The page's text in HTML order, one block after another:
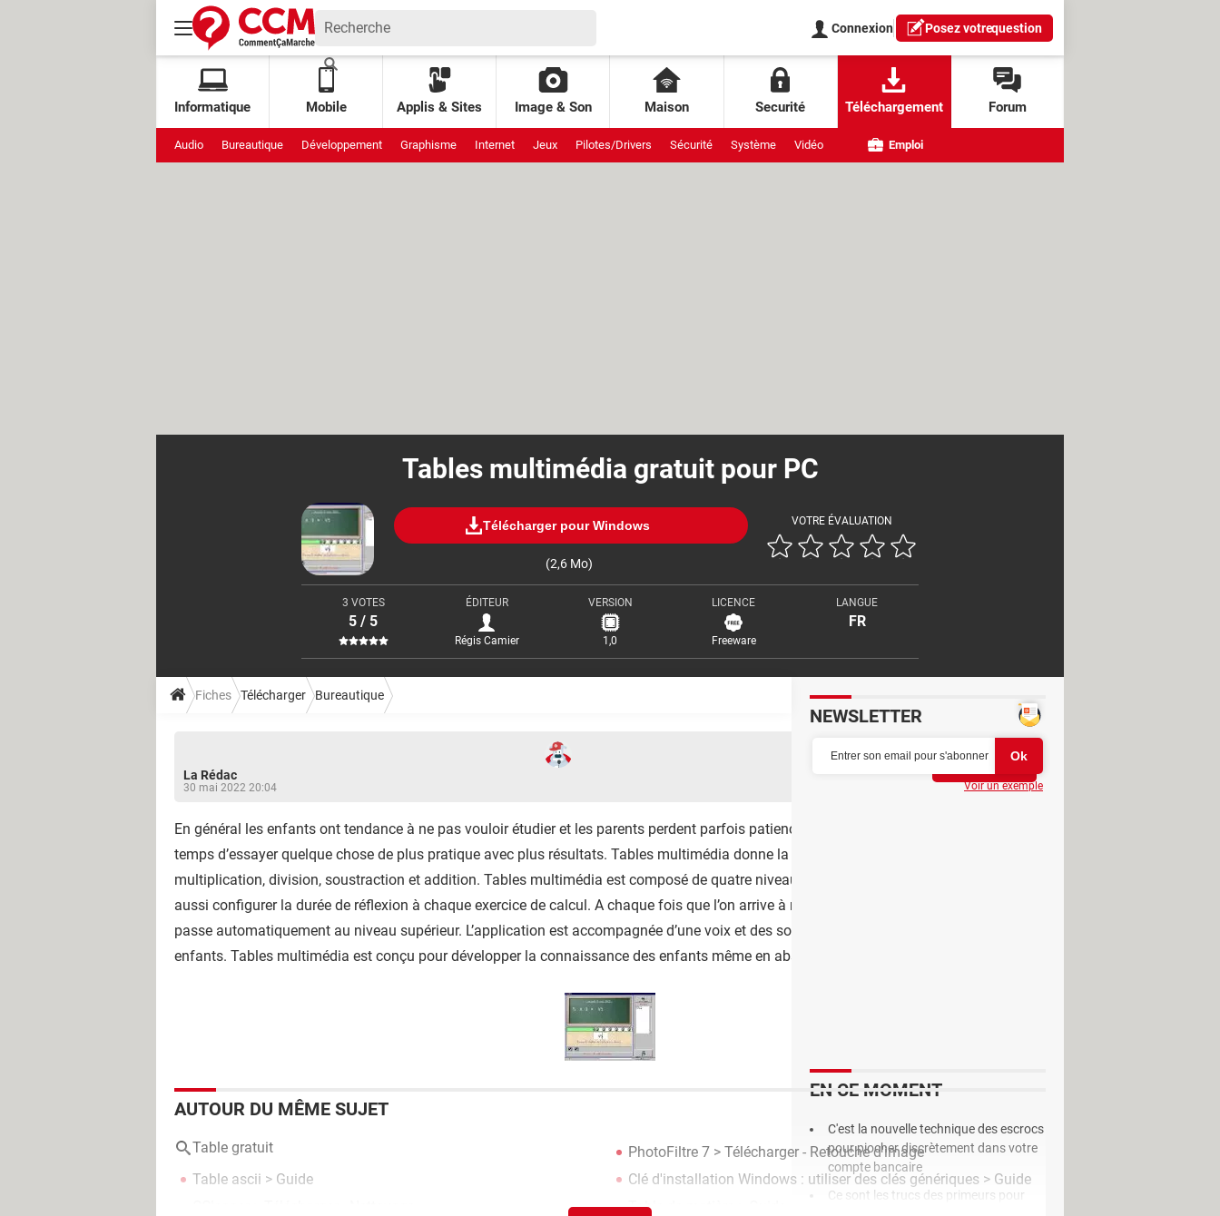
Connexion Posez votrequestion
Informatique Mobile Applis & Sites Image & Son Maison Securité Téléchargement Forum
Audio Bureautique Développement Graphisme Internet Jeux Pilotes/Drivers Sécurité Système Vidéo Emploi
Tables multimédia gratuit pour PC
Télécharger pour Windows
(2,6 Mo)
VOTRE ÉVALUATION
3 VOTES
5 / 5
ÉDITEUR
Régis Camier
VERSION
1,0
LICENCE
Freeware
LANGUE
FR
Fiches Télécharger Bureautique
La Rédac
30 mai 2022 20:04
En général les enfants ont tendance à ne pas vouloir étudier et les parents perdent parfois patience à leur apprendre. Peut-être qu’il est
temps d’essayer quelque chose de plus pratique avec plus résultats. Tables multimédia donne la possibilité d’apprendre les tables de
multiplication, division, soustraction et addition. Tables multimédia est composé de quatre niveaux de difficulté à parcourir. On peut
aussi configurer la durée de réflexion à chaque exercice de calcul. A chaque fois que l’on arrive à répondre à une série de question, on
passe automatiquement au niveau supérieur. L’application est accompagnée d’une voix et des sons pour retenir la concentration des
enfants. Tables multimédia est conçu pour développer la connaissance des enfants même en absence des parents.
AUTOUR DU MÊME SUJET
Table gratuit PhotoFiltre 7 > Télécharger - Retouche d'image
Table ascii > Guide Clé d'installation Windows : utiliser des clés génériques > Guide
Table de matière
NEWSLETTER
Voir un exemple
EN CE MOMENT
C'est la nouvelle technique des escrocs
pour piocher discrètement dans votre
compte bancaire
Ce sont les trucs des primeurs pour